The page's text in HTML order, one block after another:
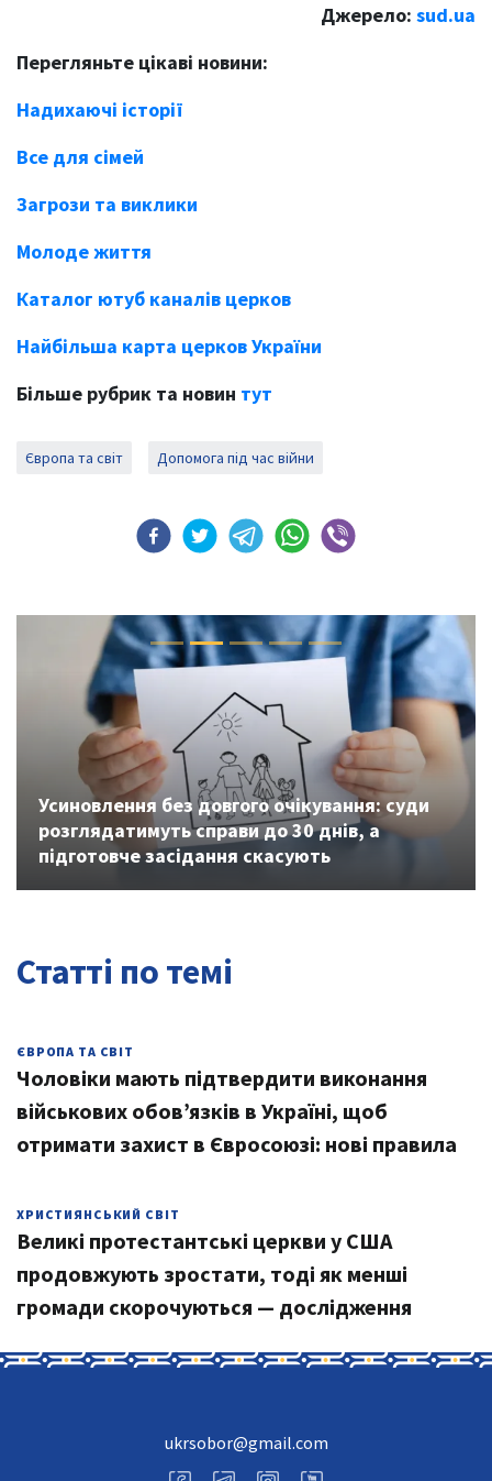
Джерело: sud.ua
Перегляньте цікаві новини:
Надихаючі історії
Все для сімей
Загрози та виклики
Молоде життя
Каталог ютуб каналів церков
Найбільша карта церков України
Більше рубрик та новин тут
Європа та світ Допомога під час війни
Усиновлення без довгого очікування: суди
розглядатимуть справи до 30 днів, а
підготовче засідання скасують
Previous Next
Статті по темі
ЄВРОПА ТА СВІТ
Чоловіки мають підтвердити виконання
військових обов’язків в Україні, щоб
отримати захист в Євросоюзі: нові правила
ХРИСТИЯНСЬКИЙ СВІТ
Великі протестантські церкви у США
продовжують зростати, тоді як менші
громади скорочуються — дослідження
ukrsobor@gmail.com